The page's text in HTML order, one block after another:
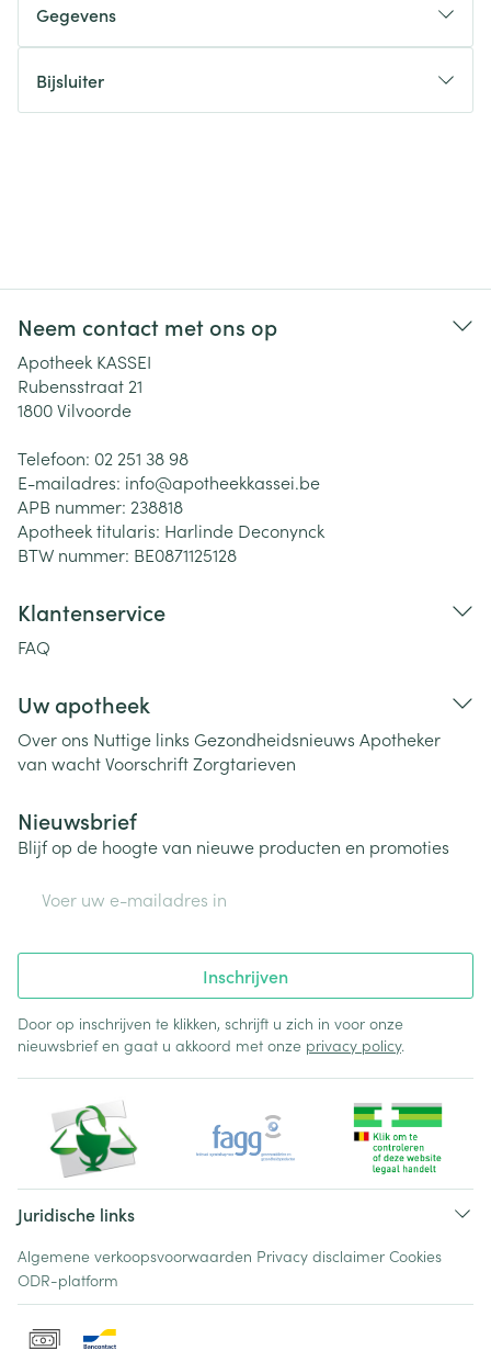
Gegevens
Bijsluiter
Neem contact met ons op
Apotheek KASSEI
Rubensstraat 21
1800Vilvoorde
Telefoon: 02 251 38 98
E-mailadres: info@apotheekkassei.be
APB nummer: 238818
Apotheek titularis: Harlinde Deconynck
BTW nummer: BE0871125128
Klantenservice
FAQ
Uw apotheek
Over ons Nuttige links Gezondheidsnieuws Apotheker
van wachtVoorschriftZorgtarieven
Nieuwsbrief
Blijf op de hoogte van nieuwe producten en promoties
Inschrijven
Door op inschrijven te klikken, schrijft u zich in voor onze
nieuwsbrief en gaat u akkoord met onze privacy policy.
Juridische links
Algemene verkoopsvoorwaarden Privacy disclaimer Cookies
ODR-platform